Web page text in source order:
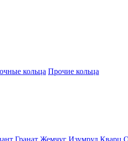
кольца Прочие кольца
Гранат Жемчуг Изумруд Кварц